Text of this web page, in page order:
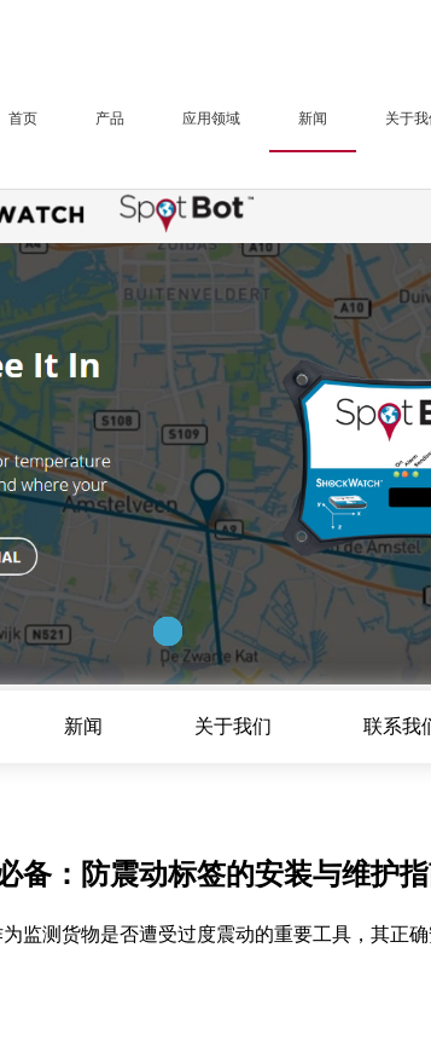
首页 产品 应用领域 新闻 关于我
新闻 关于我们 联系我
备：防震动标签的安装与维护
监测货物是否遭受过度震动的重要工具，其正